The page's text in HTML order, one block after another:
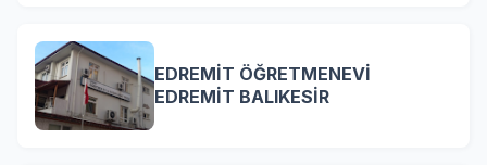
EDREMİT ÖĞRETMENEVİ
EDREMİT BALIKESİR